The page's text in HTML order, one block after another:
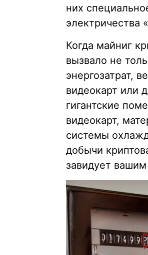
них
электричества
Когда майниг
вызвало не
энергозатрат,
видеокарт или
гигантские
видеокарт,
системы
добычи
завидует